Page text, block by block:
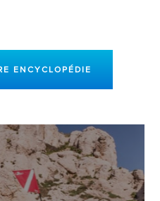
ENCYCLOPÉDIE